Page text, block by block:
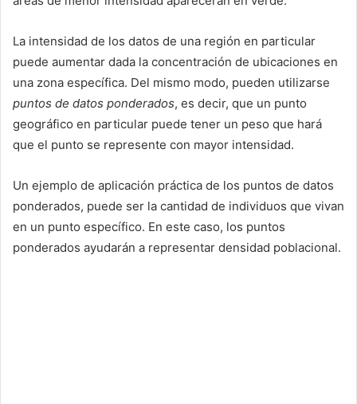
La intensidad de los datos de una región en particular
puede aumentar dada la concentración de ubicaciones en
una zona específica. Del mismo modo, pueden utilizarse
puntos de datos ponderados, es decir, que un punto
geográfico en particular puede tener un peso que hará
que el punto se represente con mayor intensidad.
Un ejemplo de aplicación práctica de los puntos de datos
ponderados, puede ser la cantidad de individuos que vivan
en un punto específico. En este caso, los puntos
ponderados ayudarán a representar densidad poblacional.